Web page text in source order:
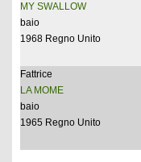
MY SWALLOW
baio
1968 Regno Unito
Fattrice
LA MOME
baio
1965 Regno Unito